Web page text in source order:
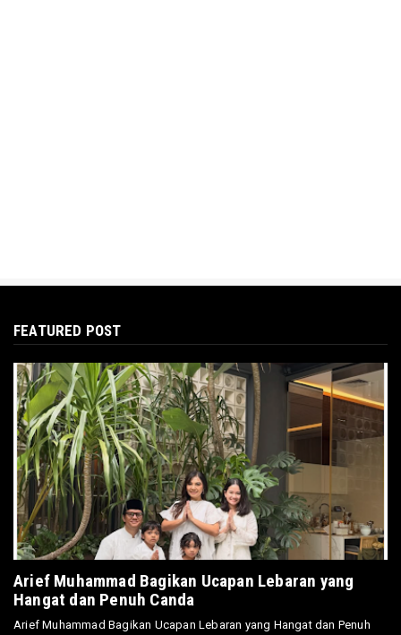
FEATURED POST
Arief Muhammad Bagikan Ucapan Lebaran yang
Hangat dan Penuh Canda
Arief Muhammad Bagikan Ucapan Lebaran yang Hangat dan Penuh